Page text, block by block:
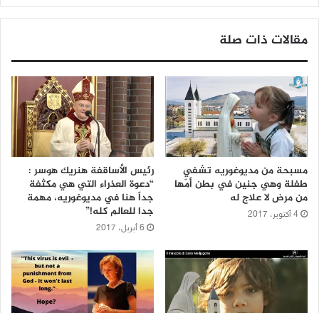
مقالات ذات صلة
مسبحة من مديوغوريه تشفي
طفلة وهي جنين في بطن أمّها
من مرض لا علاج له
4 أكتوبر، 2017
رئيس الأساقفة هنريك هوسر :
“دعوة العذراء التي هي مكثفة
جداً هنا في مديوغوريه، مهمة
جدا للعالم كله!”
6 أبريل، 2017